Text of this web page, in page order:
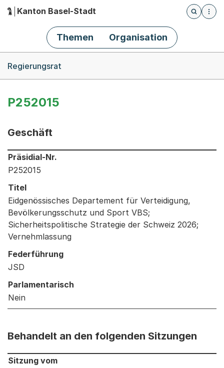
Hauptnavigation
Kanton Basel-Stadt
Öffnet
Themen Organisation
Regierungsrat
P252015
Geschäft
Informationen zum Ausgewählten Geschäft
Präsidial-Nr.
P252015
Titel
Eidgenössisches Departement für Verteidigung,
Bevölkerungsschutz und Sport VBS;
Sicherheitspolitische Strategie der Schweiz 2026;
Vernehmlassung
Federführung
JSD
Parlamentarisch
Nein
Behandelt an den folgenden Sitzungen
Behandelt an den folgenden Sitzungen: Informationen
Sitzung vom